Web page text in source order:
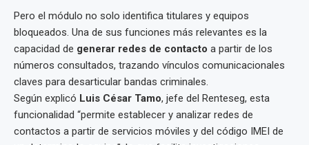
Pero el módulo no solo identifica titulares y equipos
bloqueados. Una de sus funciones más relevantes es la
capacidad de generar redes de contacto a partir de los
números consultados, trazando vínculos comunicacionales
claves para desarticular bandas criminales.
Según explicó Luis César Tamo, jefe del Renteseg, esta
funcionalidad “permite establecer y analizar redes de
contactos a partir de servicios móviles y del código IMEI de